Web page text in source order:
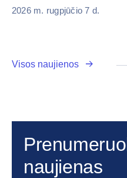
2026 m. rugpjūčio 7 d.
Visos naujienos
naujienas